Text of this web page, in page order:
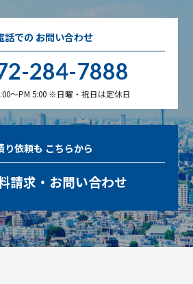
話での お問い合わせ
284-7888
～PM 5:00 ※日曜・祝日は定休日
り依頼も こちらから
請求・お問い合わせ